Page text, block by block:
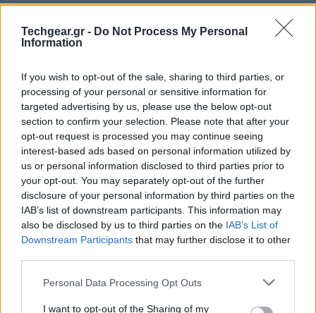
Techgear.gr - Do Not Process My Personal
Information
If you wish to opt-out of the sale, sharing to third parties, or
processing of your personal or sensitive information for
targeted advertising by us, please use the below opt-out
section to confirm your selection. Please note that after your
opt-out request is processed you may continue seeing
interest-based ads based on personal information utilized by
us or personal information disclosed to third parties prior to
your opt-out. You may separately opt-out of the further
disclosure of your personal information by third parties on the
IAB’s list of downstream participants. This information may
also be disclosed by us to third parties on the IAB’s List of
Downstream Participants that may further disclose it to other
Please note that this website/app uses one or more Google
not limited to your visit or usage behaviour. You may click to
Personal Data Processing Opt Outs
I want to opt-out of the Sharing of my